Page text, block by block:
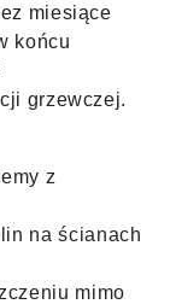
miesiące
końcu
grzewczej.
z
na ścianach
mimo